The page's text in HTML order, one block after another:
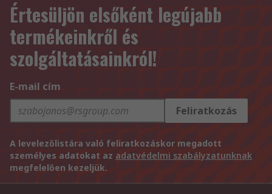
Értesüljön elsőként legújabb
termékeinkről és
szolgáltatásainkról!
E-mail cím
Feliratkozás
A levelezőlistára való feliratkozáskor megadott
személyes adatokat az adatvédelmi szabályzatunknak
megfelelően kezeljük.